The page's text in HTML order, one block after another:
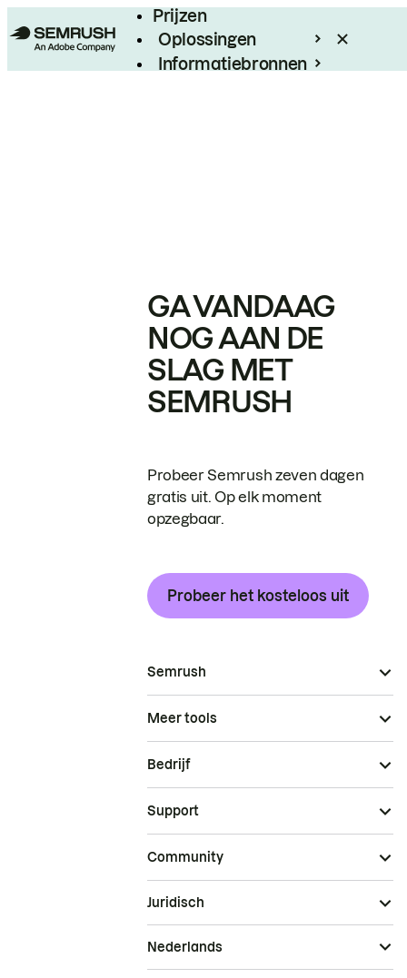
Prijzen
Oplossingen
Informatiebronnen
GA VANDAAG
NOG AAN DE
SLAG MET
SEMRUSH
Probeer Semrush zeven dagen
gratis uit. Op elk moment
opzegbaar.
Probeer het kosteloos uit
Semrush
Meer tools
Bedrijf
Support
Community
Juridisch
Nederlands